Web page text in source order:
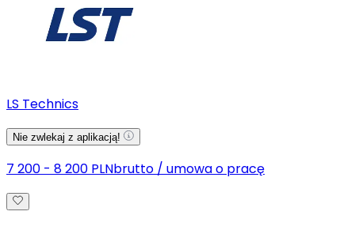
LS Technics
Nie zwlekaj z aplikacją!
7 200 - 8 200 PLNbrutto / umowa o pracę